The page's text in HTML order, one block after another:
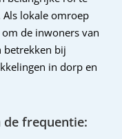
lokale omroep
de inwoners van
betrekken bij
in dorp en
de frequentie: